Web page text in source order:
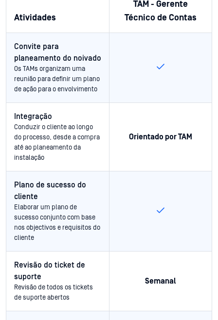
Atividades
TAM - Gerente
Técnico de Contas
Convite para
planeamento do noivado
Os TAMs organizam uma
reunião para definir um plano
de ação para o envolvimento
Integração
Conduzir o cliente ao longo
do processo, desde a compra
até ao planeamento da
instalação
Orientado por TAM
Plano de sucesso do
cliente
Elaborar um plano de
sucesso conjunto com base
nos objectivos e requisitos do
cliente
Revisão do ticket de
suporte
Revisão de todos os tickets
de suporte abertos
Semanal